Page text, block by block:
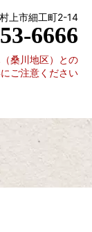
上市細工町2-14
6666
桑川地区）との
ご注意ください